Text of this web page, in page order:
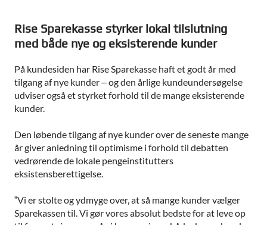
Rise Sparekasse styrker lokal tilslutning
med både nye og eksisterende kunder
På kundesiden har Rise Sparekasse haft et godt år med
tilgang af nye kunder – og den årlige kundeundersøgelse
udviser også et styrket forhold til de mange eksisterende
kunder.
Den løbende tilgang af nye kunder over de seneste mange
år giver anledning til optimisme i forhold til debatten
vedrørende de lokale pengeinstitutters
eksistensberettigelse.
”Vi er stolte og ydmyge over, at så mange kunder vælger
Sparekassen til. Vi gør vores absolut bedste for at leve op